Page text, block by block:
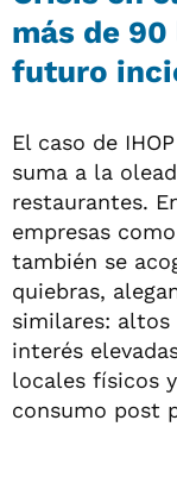
más de
futuro
El caso de
suma a la
restaurantes.
empresas
también se
quiebras,
similares: altos
interés
locales físicos
consumo post